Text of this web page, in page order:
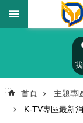
跳到主要內容區塊
::: 首頁 主題專
K-TV專區最新